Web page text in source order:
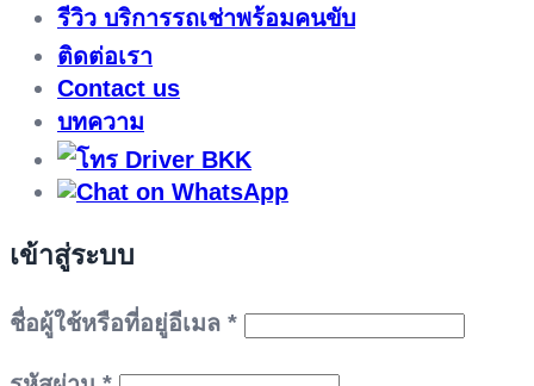
รีวิว บริการรถเช่าพร้อมคนขับ
ติดต่อเรา
Contact us
บทความ
เข้าสู่ระบบ
ชื่อผู้ใช้หรือที่อยู่อีเมล *ต้องการ